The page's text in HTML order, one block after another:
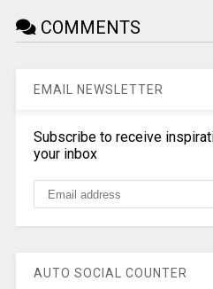
COMMENTS
EMAIL NEWSLETTER
Subscribe to receive
your inbox
AUTO SOCIAL COUNTER